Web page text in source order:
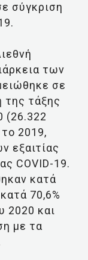
σύγκριση
των
σε
τάξης
(26.322
2019,
εξαιτίας
COVID-19.
κατά
70,6%
2020 και
με τα